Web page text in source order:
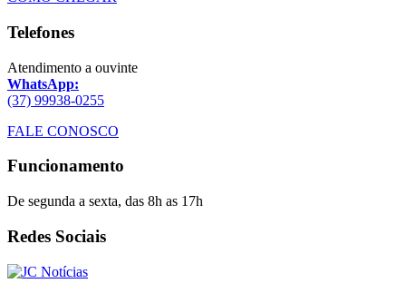
Telefones
Atendimento a ouvinte
WhatsApp:
(37) 99938-0255
FALE CONOSCO
Funcionamento
De segunda a sexta, das 8h as 17h
Redes Sociais